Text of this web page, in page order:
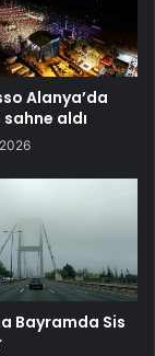
Alanya’da
aldı
Bayramda Sis